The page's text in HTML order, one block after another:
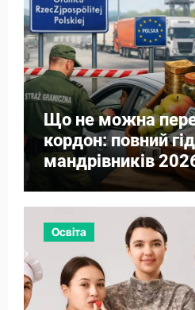
Що не можна
кордон: повний
мандрівників
Освіта